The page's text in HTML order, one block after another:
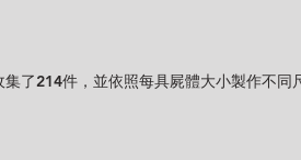
了214件，並依照每具屍體大小製作不同